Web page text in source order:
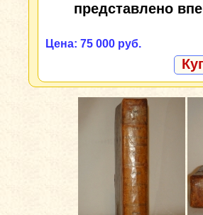
представлено
Цена: 75 000 руб.